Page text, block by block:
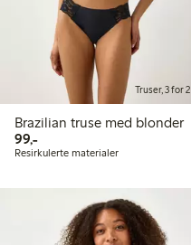
Truser, 3 for 2
Brazilian truse med blonder
99,-99,00 kr
Resirkulerte materialer